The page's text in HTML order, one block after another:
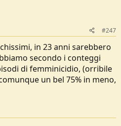
#247
in 23 anni sarebbero
secondo i conteggi
di femminicidio, (orribile
un bel 75% in meno,